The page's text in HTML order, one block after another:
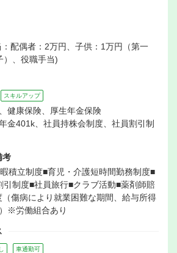
配偶者：2万円、子供：1万円（第一
）、役職手当)
スキルアップ
健康保険、厚生年金保険
金401k、社員持株会制度、社員割引制
考
積立制度■育児・介護短時間勤務制度■
引制度■社員旅行■クラブ活動■薬剤師賠
傷病により就業困難な期間、給与所得
※労働組合あり
車通勤可